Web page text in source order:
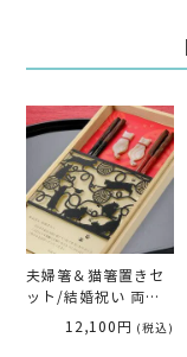
夫婦箸＆猫箸置きセ
ット/結婚祝い 両親
ギフト 「カットデザ
イン猫キャット」
12,100円 (税込)